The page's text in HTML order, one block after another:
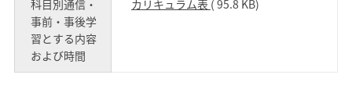
科目別通信・
事前・事後学
習とする内容
および時間
カリキュラム表 ( 95.8 KB)